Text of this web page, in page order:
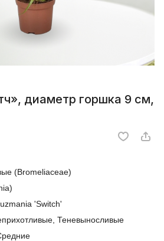
диаметр горшка 9 см,
(Bromeliaceae)
'Switch'
Теневыносливые